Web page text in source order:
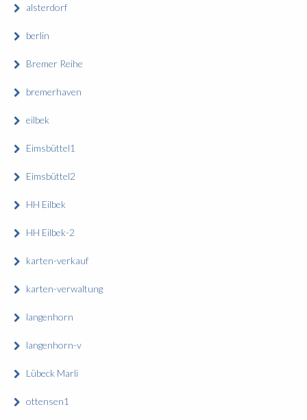
alsterdorf
berlin
Bremer Reihe
bremerhaven
eilbek
Eimsbüttel1
Eimsbüttel2
HH Eilbek
HH Eilbek-2
karten-verkauf
karten-verwaltung
langenhorn
langenhorn-v
Lübeck Marli
ottensen1